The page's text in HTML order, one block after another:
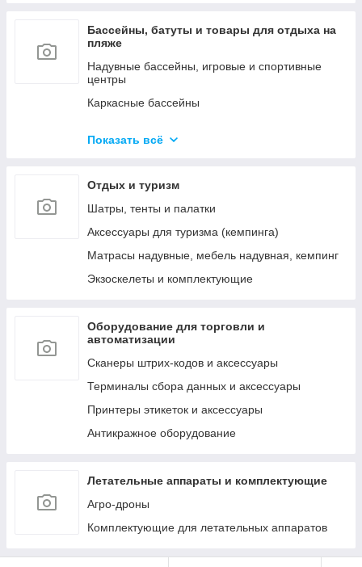
Конструкторы
Бассейны, батуты и товары для отдыха на
пляже
Надувные бассейны, игровые и спортивные
центры
Каркасные бассейны
Лестницы, тенты, подложки и др. аксессуары
аксессуаров
Пляжные надувные матрасы и шезлонги
Обучение плаванию (нарукавники, жилеты и
т.д.)
Надувные игрушки для плавания/катания
электрические и ножные)
Показать всё
Отдых и туризм
Шатры, тенты и палатки
Аксессуары для туризма (кемпинга)
Матрасы надувные, мебель надувная, кемпинг
Экзоскелеты и комплектующие
Оборудование для торговли и
автоматизации
Сканеры штрих-кодов и аксессуары
Терминалы сбора данных и аксессуары
Принтеры этикеток и аксессуары
Антикражное оборудование
Летательные аппараты и комплектующие
Агро-дроны
Комплектующие для летательных аппаратов